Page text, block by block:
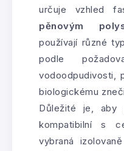
určuje vzhled
pěnovým
používají různé
podle
vodoodpudivosti,
biologickému
Důležité je, aby
kompatibilní s
vybraná